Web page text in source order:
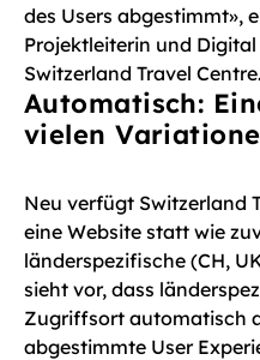
des Users abgestimmt»,
Projektleiterin und
Switzerland Travel Centre.
Automatisch:
vielen
Neu verfügt Switzerland
eine Website statt wie
länderspezifische (CH,
sieht vor, dass
Zugriffsort automatisch
abgestimmte User